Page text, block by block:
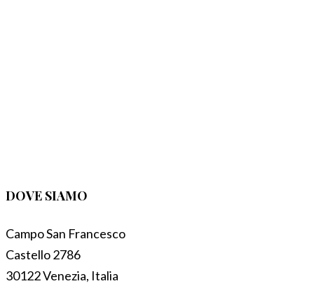
DOVE SIAMO
Campo San Francesco
Castello 2786
30122 Venezia, Italia